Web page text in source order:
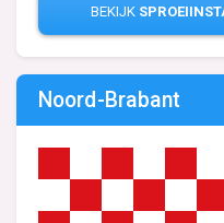
BEKIJK
Noord-Brabant